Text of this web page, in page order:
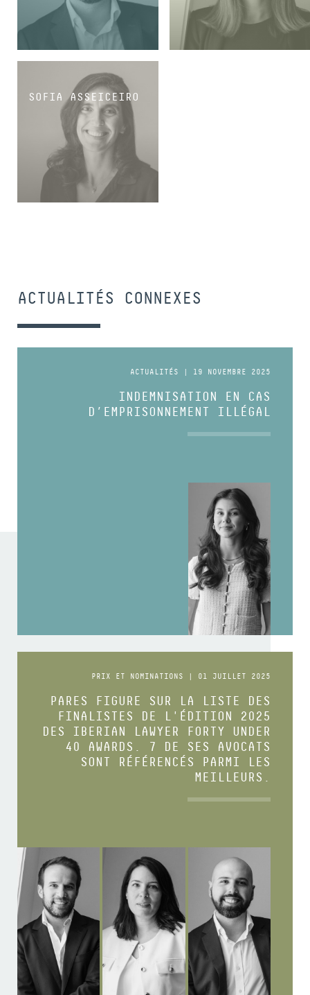
COLLABORATEUR SÉNIOR COLLABORATRICE SÉNIOR
SOFIA ASSEICEIRO
COLLABORATRICE SÉNIOR
ACTUALITÉS CONNEXES
ACTUALITÉS | 19 NOVEMBRE 2025
INDEMNISATION EN CAS
D’EMPRISONNEMENT ILLÉGAL
PRIX ET NOMINATIONS | 01 JUILLET 2025
PARES FIGURE SUR LA LISTE DES
FINALISTES DE L'ÉDITION 2025
DES IBERIAN LAWYER FORTY UNDER
40 AWARDS. 7 DE SES AVOCATS
SONT RÉFÉRENCÉS PARMI LES
MEILLEURS.